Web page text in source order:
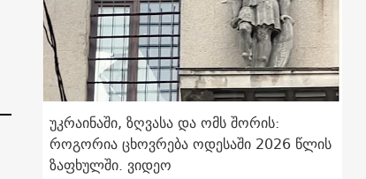
უკრაინაში, ზღვასა და ომს შორის:
როგორია ცხოვრება ოდესაში 2026 წლის
ზაფხულში. ვიდეო